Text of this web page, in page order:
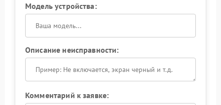
Модель устройства:
Описание неисправности:
Комментарий к заявке: